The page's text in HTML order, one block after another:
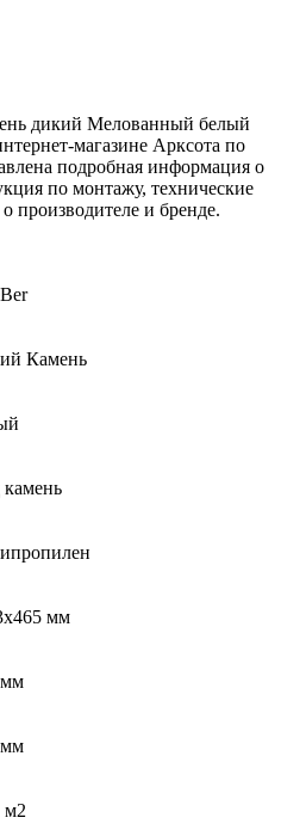
дикий Мелованный белый
магазине Арксота по
подробная информация о
по монтажу, технические
производителе и бренде.
Камень
мм
м2